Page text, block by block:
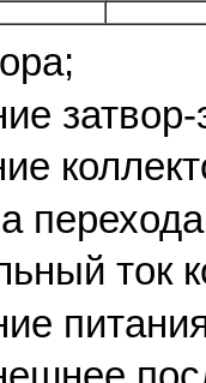
ток